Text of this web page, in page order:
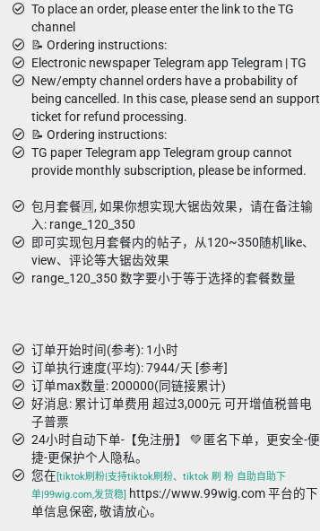
To place an order, please enter the link to the TG
channel
📝 Ordering instructions:
Electronic newspaper Telegram app Telegram | TG
New/empty channel orders have a probability of
being cancelled. In this case, please send an support
ticket for refund processing.
📝 Ordering instructions:
TG paper Telegram app Telegram group cannot
provide monthly subscription, please be informed.
包月套餐🈷️, 如果你想实现大锯齿效果，请在备注输
入: range_120_350
即可实现包月套餐内的帖子，从120~350随机like、
view、评论等大锯齿效果
range_120_350 数字要小于等于选择的套餐数量
订单开始时间(参考): 1小时
订单执行速度(平均): 7944/天 [参考]
订单max数量: 200000(同链接累计)
好消息: 累计订单费用 超过3,000元 可开增值税普电
子普票
24小时自动下单-【免注册】 💚 匿名下单，更安全-便
捷-更保护个人隐私。
您在[tiktok刷粉|支持tiktok刷粉、tiktok 刷 粉 自助自助下
单|99wig.com,发货稳] https://www.99wig.com 平台的下
单信息保密, 敬请放心。